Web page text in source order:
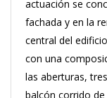
actuación se
fachada y en la
central del
con una
las aberturas,
balcón corrido